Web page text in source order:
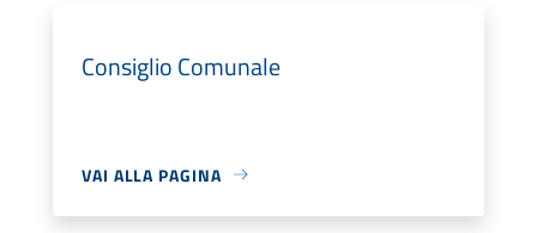
Consiglio Comunale
VAI ALLA PAGINA